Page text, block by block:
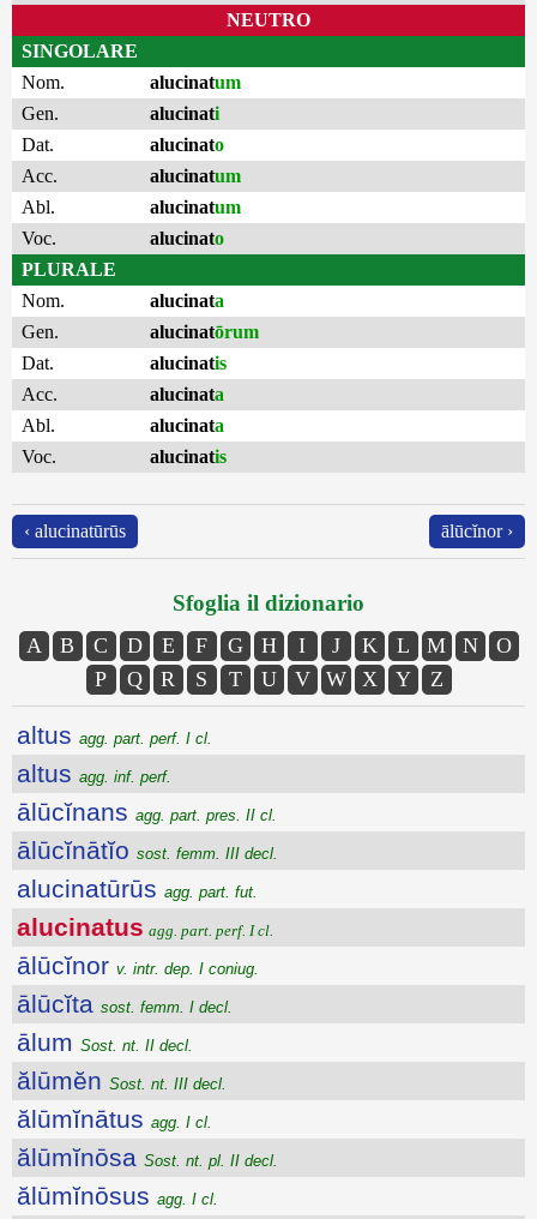
NEUTRO
SINGOLARE
Nom.
alucinatum
Gen.
alucinati
Dat.
alucinato
Acc.
alucinatum
Abl.
alucinatum
Voc.
alucinato
PLURALE
Nom.
alucinata
Gen.
alucinatōrum
Dat.
alucinatis
Acc.
alucinata
Abl.
alucinata
Voc.
alucinatis
‹ alucinatūrūs ālūcĭnor ›
Sfoglia il dizionario
A B C D E F G H I J K L M N
O
P
Q R S T U V W X Y Z
altus agg. part. perf. I cl.
altus agg. inf. perf.
ālūcĭnans agg. part. pres. II cl.
ālūcĭnātĭo sost. femm. III decl.
alucinatūrūs agg. part. fut.
alucinatus agg. part. perf. I cl.
ālūcĭnor v. intr. dep. I coniug.
ālūcĭta sost. femm. I decl.
ālum Sost. nt. II decl.
ălūmĕn Sost. nt. III decl.
ălūmĭnātus agg. I cl.
ălūmĭnōsa Sost. nt. pl. II decl.
ălūmĭnōsus agg. I cl.